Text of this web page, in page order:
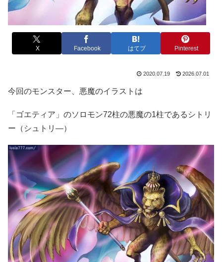
X Facebook はてブ Pinterest
2020.07.19 2026.07.01
今回のモンスター、悪魔のイラストは
「ゴエティア」のソロモン72柱の悪魔の1柱であるシトリ
ー（シュトリ―）